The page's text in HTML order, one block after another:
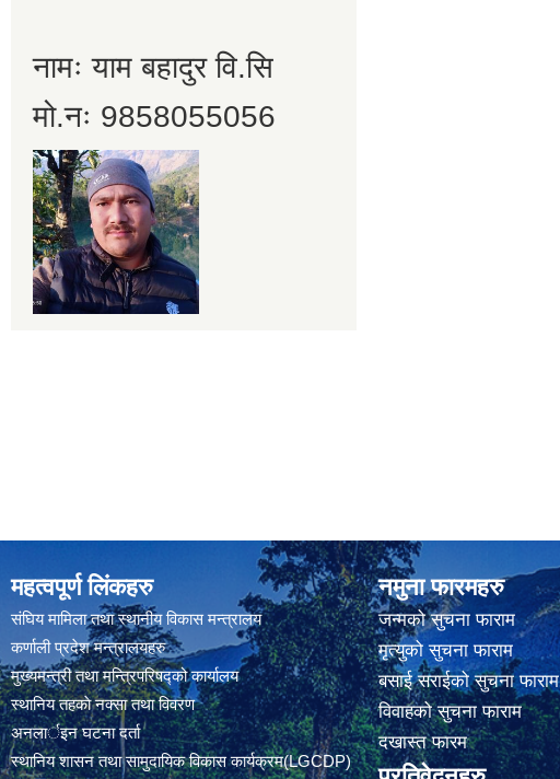
नामः याम बहादुर वि.सि
मो.नः 9858055056
महत्वपूर्ण लिंकहरु
संघिय मामिला तथा स्थानीय विकास मन्त्रालय
कर्णाली प्रदेश मन्त्रालयहरु
मुख्यमन्त्री तथा मन्त्रिपरिषद्को कार्यालय
स्थानिय तहकाे नक्सा तथा विवरण
अनलार्इन घटना दर्ता
स्थानिय शासन तथा सामुदायिक विकास कार्यक्रम(LGCDP)
नमुना फारमहरु
जन्मको सुचना फाराम
मृत्युको सुचना फाराम
बसाई सराईको सुचना फाराम
विवाहको सुचना फाराम
दखास्त फारम